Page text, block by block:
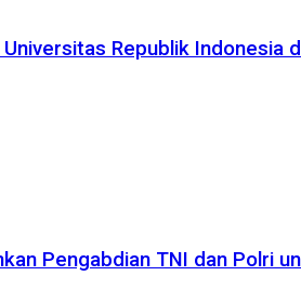
Republik Indonesia
Pengabdian TNI dan Polri